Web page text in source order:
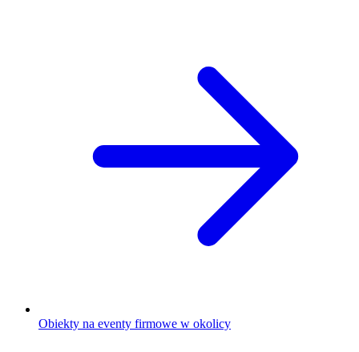
Obiekty na eventy firmowe w okolicy